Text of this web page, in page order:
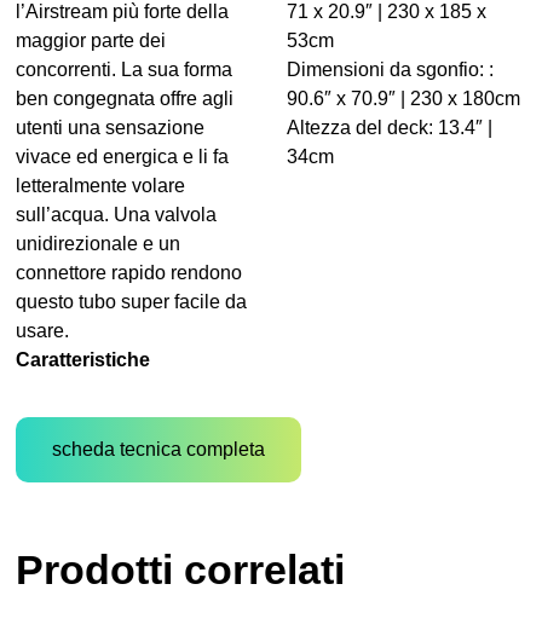
l’Airstream più forte della
maggior parte dei
concorrenti. La sua forma
ben congegnata offre agli
utenti una sensazione
vivace ed energica e li fa
letteralmente volare
sull’acqua. Una valvola
unidirezionale e un
connettore rapido rendono
questo tubo super facile da
usare.
Caratteristiche
71 x 20.9″ | 230 x 185 x
53cm
Dimensioni da sgonfio: :
90.6″ x 70.9″ | 230 x 180cm
Altezza del deck: 13.4″ |
34cm
scheda tecnica completa
Prodotti correlati